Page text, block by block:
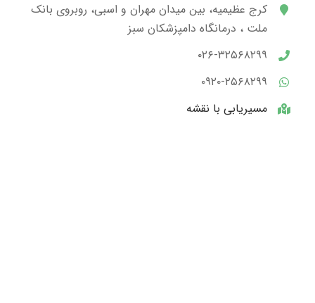
کرج عظیمیه، بین میدان مهران و اسبی، روبروی بانک
ملت ، درمانگاه دامپزشکان سبز
۰۲۶-۳۲۵۶۸۲۹۹
۰۹۲۰-۲۵۶۸۲۹۹
مسیریابی با نقشه